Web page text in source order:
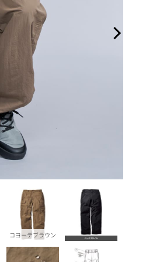
コヨーテブラウン